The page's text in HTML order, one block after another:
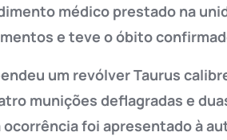
médico prestado na
e teve o óbito
um revólver Taurus
munições deflagradas e
foi apresentado à